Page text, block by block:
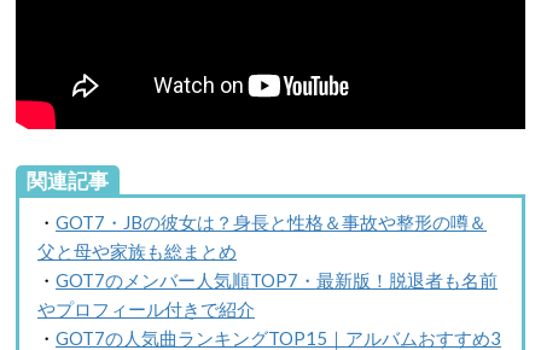
関連記事
・ GOT7・JBの彼女は？身長と性格＆事故や整形の噂＆
父と母や家族も総まとめ
・ GOT7のメンバー人気順TOP7・最新版！脱退者も名前
やプロフィール付きで紹介
・ GOT7の人気曲ランキングTOP15｜アルバムおすすめ3